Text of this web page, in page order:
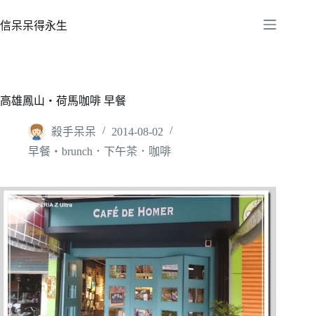
至
容
信呆呆得永生
高雄鳳山‧荷馬咖啡 早餐
殺手呆呆
2014-08-02
早餐‧brunch．下午茶．咖啡